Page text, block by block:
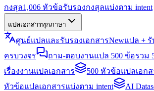
กงสุล1,006 หัวข้อรับรองกงสุลแบ่งตาม intent
แปลเอกสารทุกภาษา
ศูนย์แปลและรับรองเอกสารNewแปล + รั
ครบวงจร
ถาม-ตอบงานแปล 500 ข้อรวม
เรื่องงานแปลเอกสาร
500 หัวข้อแปลเอก
หัวข้อแปลเอกสารแบ่งตาม intent
AI